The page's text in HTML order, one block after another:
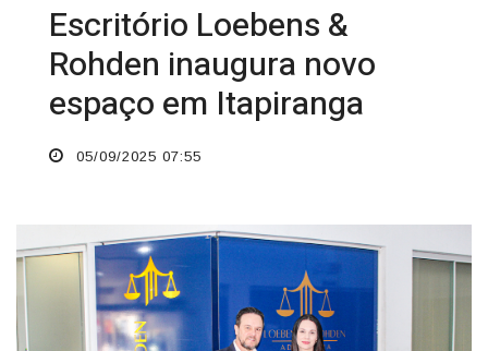
Escritório Loebens &
Rohden inaugura novo
espaço em Itapiranga
05/09/2025 07:55